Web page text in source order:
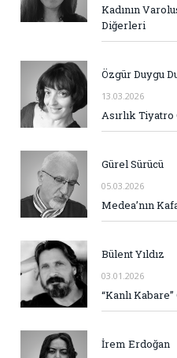
Kadının
Diğerleri
Özgür Duygu
13.03.2026
Asırlık
Gürel Sürücü
05.03.2026
Medea’nın
Bülent Yıldız
03.01.2026
“Kanlı
İrem Erdoğan